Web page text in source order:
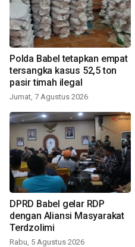
Polda Babel tetapkan empat
tersangka kasus 52,5 ton
pasir timah ilegal
Jumat, 7 Agustus 2026
DPRD Babel gelar RDP
dengan Aliansi Masyarakat
Terdzolimi
Rabu, 5 Agustus 2026